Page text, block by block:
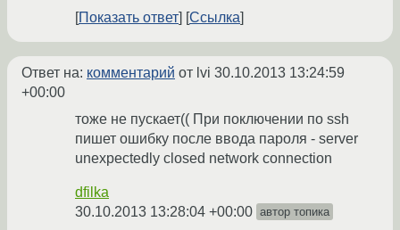
Показать ответ
Ссылка
Ответ на: комментарий от lvi 30.10.2013 13:24:59
+00:00
тоже не пускает(( При поключении по ssh
пишет ошибку после ввода пароля - server
unexpectedly closed network connection
dfilka
30.10.2013 13:28:04 +00:00 автор топика